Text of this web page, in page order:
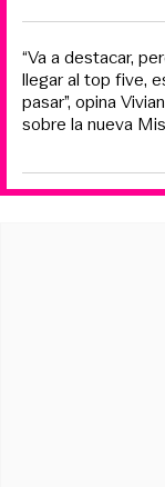
“Va a destacar,
llegar al top five,
pasar”, opina
sobre la nueva